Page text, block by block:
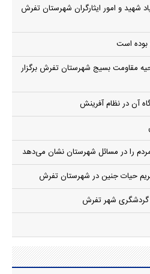
شهید و امور ایثارگران شهرستان تفرش
بوده است
مقاومت بسیج شهرستان تفرش برگزار
آن در نظام آفرینش
را در مسائل شهرستان نشان می‌دهد
حیات جنین در شهرستان تفرش
شهر تفرش